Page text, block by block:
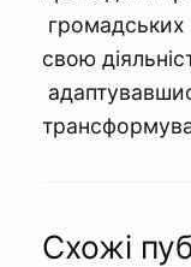
громадських
свою
Схожі